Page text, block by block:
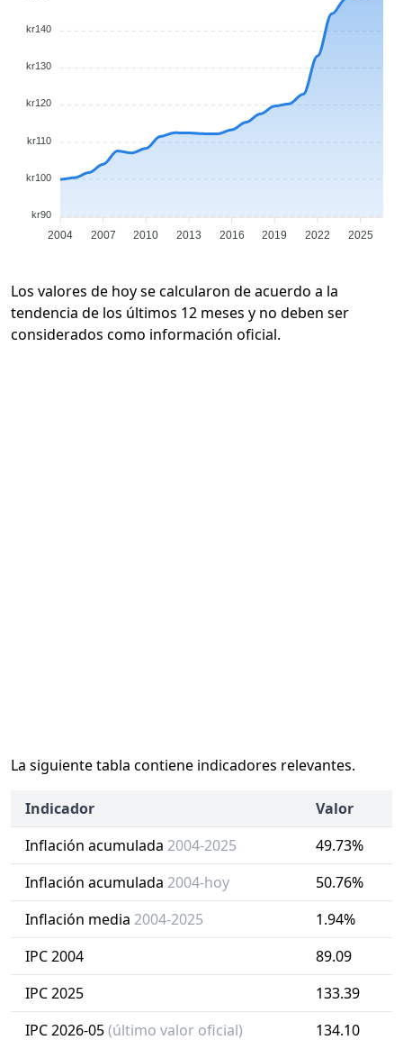
kr140
kr130
kr120
kr110
kr100
kr90
2004 2007 2010 2013 2016 2019 2022 2025
Los valores de hoy se calcularon de acuerdo a la
tendencia de los últimos 12 meses y no deben ser
considerados como información oficial.
La siguiente tabla contiene indicadores relevantes.
Indicador
Valor
Inflación acumulada 2004-2025
49.73%
Inflación acumulada 2004-hoy
50.76%
Inflación media 2004-2025
1.94%
IPC 2004
89.09
IPC 2025
133.39
IPC 2026-05(último valor oficial) 134.10